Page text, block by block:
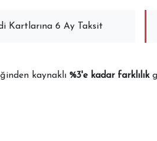
Kartlarına 6 Ay Taksit
kaynaklı %3'e kadar farklılık